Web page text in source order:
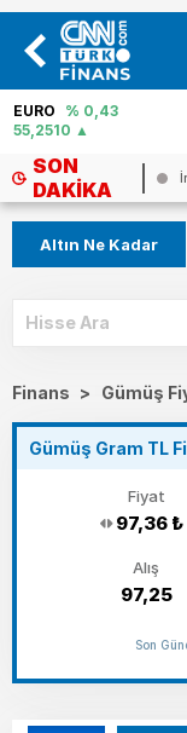
EURO
% 0,43
55,2510
SON
DAKIKA
Altın Ne Kadar
Finans > Gümüş
Gümüş Gram TL
Fiyat
97,36 ₺
Alış
97,25
Son